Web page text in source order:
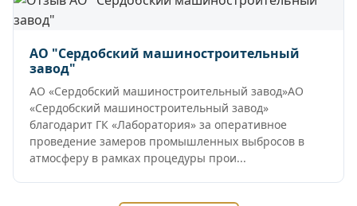
АО "Сердобский машиностроительный
завод"
АО «Сердобский машиностроительный завод»АО
«Сердобский машиностроительный завод»
благодарит ГК «Лаборатория» за оперативное
проведение замеров промышленных выбросов в
атмосферу в рамках процедуры прои...